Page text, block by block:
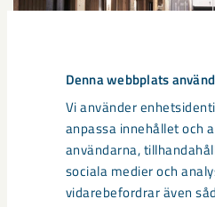
Denna webbplats
Vi använder
anpassa innehållet och
användarna,
sociala medier och
vidarebefordrar även